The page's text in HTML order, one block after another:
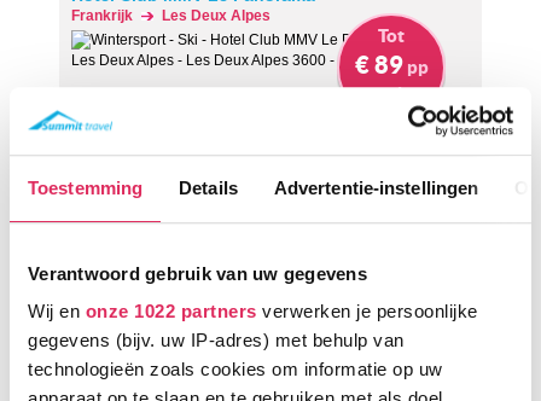
Toestemming Details Advertentie-instellingen
Verantwoord gebruik van uw gegevens
Wij en onze 1022 partners verwerken je persoonlijke
gegevens (bijv. uw IP-adres) met behulp van
technologieën zoals cookies om informatie op uw
Frankrijk Les Deux Alpes
Tot
€ 89pp
korting
van de lift in Les Deux Alpes!
vanaf
750m tot centrum
100m tot skilift
,0